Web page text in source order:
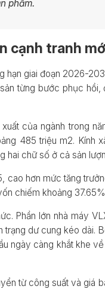
phẩm.
cạnh tranh
hạn giai đoạn 2026-
từng bước phục
của ngành trong
485 triệu m2. Kính
hai chữ số ở cả sản
hơn mức tăng
chiếm khoảng
Phần lớn nhà máy
dư cung kéo dài.
ngày càng khắt khe
từ công suất và giá